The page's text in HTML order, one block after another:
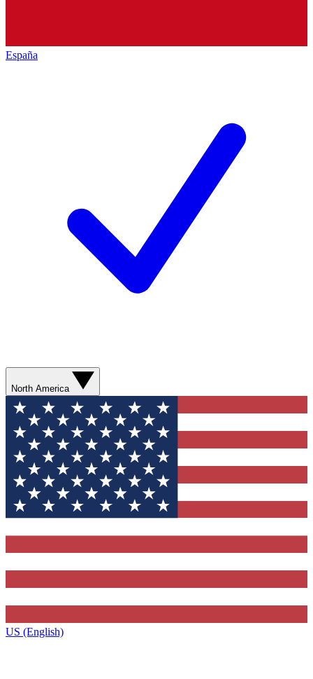
España
North America
US (English)